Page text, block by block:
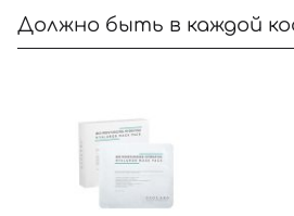
Должно быть в каждой